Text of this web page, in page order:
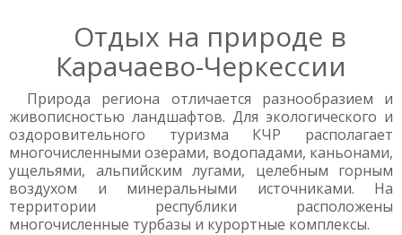
Отдых на природе в
Карачаево-Черкессии
Природа региона отличается разнообразием и
живописностью ландшафтов. Для экологического и
оздоровительного туризма КЧР располагает
многочисленными озерами, водопадами, каньонами,
ущельями, альпийским лугами, целебным горным
воздухом и минеральными источниками. На
территории республики расположены
многочисленные турбазы и курортные комплексы.